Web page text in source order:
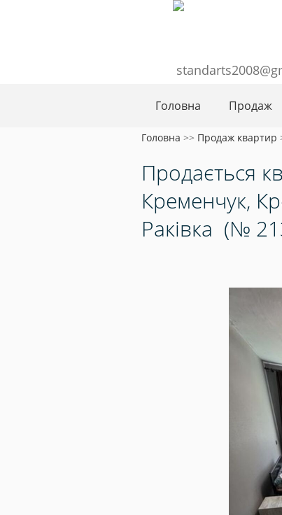
Головна Продаж
Головна >> Продаж квартир
Продається
Кременчук,
Раківка (№